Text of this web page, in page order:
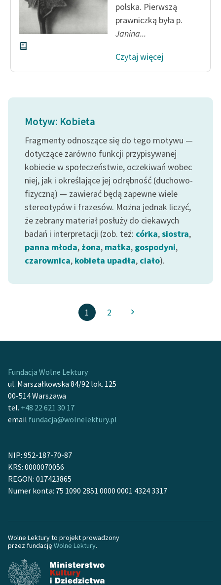
polska. Pierwszą
prawniczką była p.
Janina...
Czytaj więcej
Motyw: Kobieta
Fragmenty odnoszące się do tego motywu —
dotyczące zarówno funkcji przypisywanej
kobiecie w społeczeństwie, oczekiwań wobec
niej, jak i określające jej odrębność (duchowo-
fizyczną) — zawierać będą zapewne wiele
stereotypów i frazesów. Można jednak liczyć,
że zebrany materiał posłuży do ciekawych
badań i interpretacji (zob. też: córka,siostra,
panna młoda, żona, matka, gospodyni,
czarownica, kobieta upadła, ciało).
1 2
Fundacja Wolne Lektury
ul. Marszałkowska 84/92 lok. 125
00-514 Warszawa
tel. +48 22 621 30 17
email fundacja@wolnelektury.pl
NIP: 952-187-70-87
KRS: 0000070056
REGON: 017423865
Numer konta: 75 1090 2851 0000 0001 4324 3317
Wolne Lektury to projekt prowadzony
przez fundację Wolne Lektury.